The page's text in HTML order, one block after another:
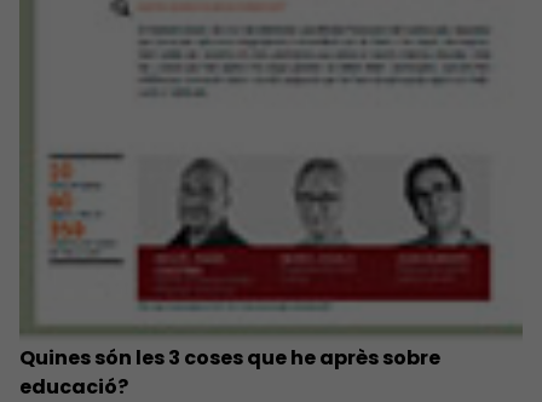
Quines són les 3 coses que he après sobre
educació?